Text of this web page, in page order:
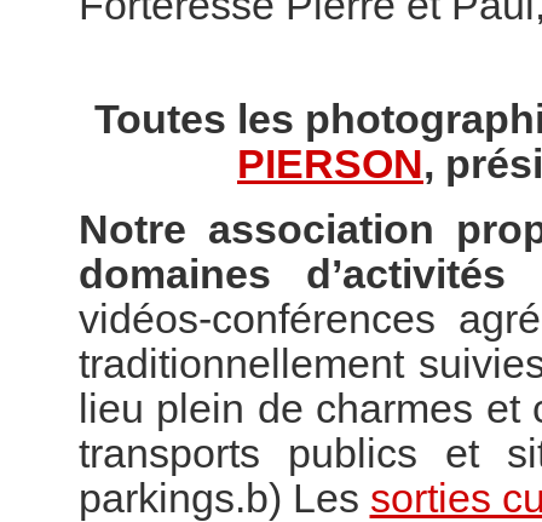
Toutes les
PIERSON,
Notre association
domaines d’activités
vidéos-conférences
traditionnellement
lieu plein de charmes et
transports publics et
parkings.b) Les sorties